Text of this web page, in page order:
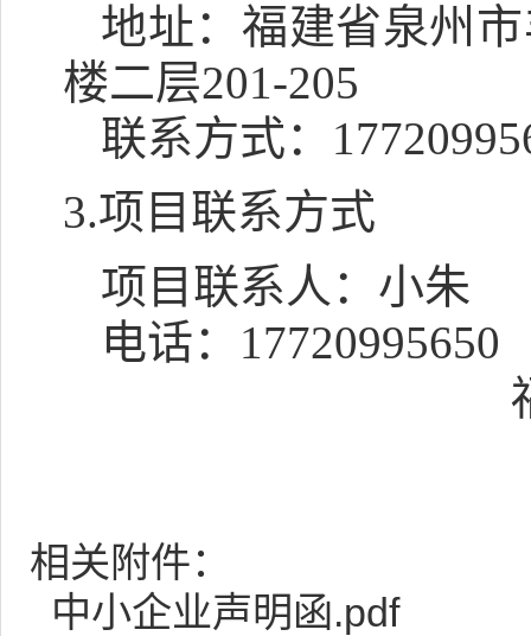
地址： 福建省泉州
楼二层201-205
联系方式：
3.项目联系方式
项目联系人： 小朱
电话： 17720995650
相关附件：
中小企业声明函.pdf